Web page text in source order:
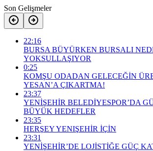
Son Gelişmeler
22:16
BURSA BÜYÜRKEN BURSALI
YOKSULLAŞIYOR
0:25
KOMŞU ODADAN GELECEĞİN
YESAN’A ÇIKARTMA!
23:37
YENİŞEHİR BELEDİYESPOR’DA
BÜYÜK HEDEFLER
23:35
HERŞEY YENIŞEHİR İÇİN
23:31
YENİŞEHİR’DE LOJİSTİĞE GÜÇ